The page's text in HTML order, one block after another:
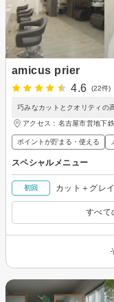
amicus prier
4.6
(22件)
巧みなカットとクオリティの
アクセス：名古屋市営地下
ポイントが貯まる・使える
スペシャルメニュー
初回 カット＋グレ
すべて